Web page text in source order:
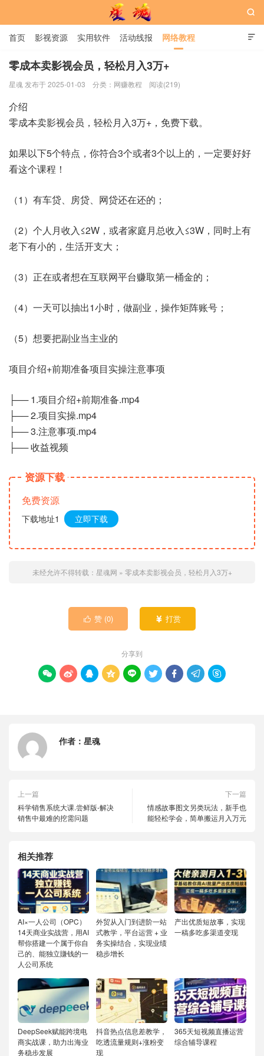

首页 影视资源 实用软件 活动线报 网络教程
用户中心 书籍 娱乐

零成本卖影视会员，轻松月入3万+
星魂 发布于 2025-01-03 分类： 网赚教程 阅读(219)
介绍
零成本卖影视会员，轻松月入3万+，免费下载。
如果以下5个特点，你符合3个或者3个以上的，一定要好好
看这个课程！
（1）有车贷、房贷、网贷还在还的；
（2）个人月收入≤2W，或者家庭月总收入≤3W，同时上有
老下有小的，生活开支大；
（3）正在或者想在互联网平台赚取第一桶金的；
（4）一天可以抽出1小时，做副业，操作矩阵账号；
（5）想要把副业当主业的
项目介绍+前期准备项目实操注意事项
├── 1.项目介绍+前期准备.mp4
├── 2.项目实操.mp4
├── 3.注意事项.mp4
├── 收益视频
资源下载
免费资源
下载地址1 立即下载
未经允许不得转载： 星魂网 » 零成本卖影视会员，轻松月入3万+
 赞 (0)  打赏
分享到
        
作者： 星魂
上一篇
科学销售系统大课.尝鲜版-解决
销售中最难的挖需问题
下一篇
情感故事图文另类玩法，新手也
能轻松学会，简单搬运月入万元
相关推荐
AI×一人公司（OPC）
14天商业实战营，用AI
帮你搭建一个属于你自
己的、能独立賺钱的一
人公司系统
外贸从入门到进阶一站
式教学，平台运营 + 业
务实操结合，实现业绩
稳步增长
产出优质短故事，实现
一稿多吃多渠道变现
DeepSeek赋能跨境电
商实战课，助力出海业
务稳步发展
抖音热点信息差教学，
吃透流量规则+涨粉变
现
365天短视频直播运营
综合辅导课程